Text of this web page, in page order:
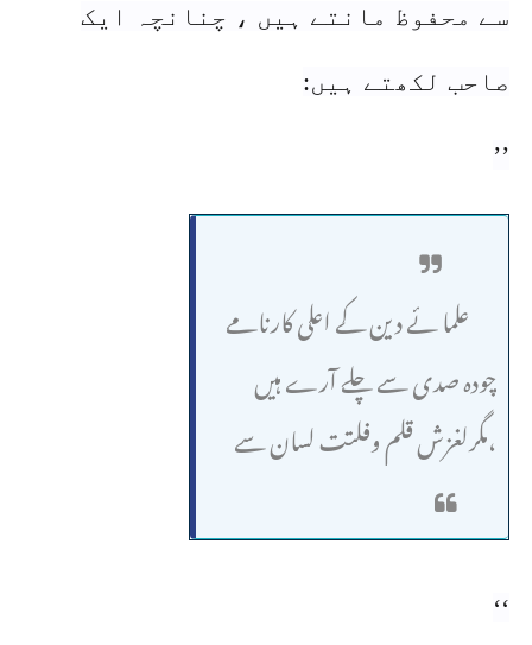
سے محفوظ مانتے ہیں ، چنانچہ ایک
صاحب لکھتے ہیں:
’’
علما ئے دین کے اعلی کارنامے
چودہ صدی سے چلے آرے ہیں
،مگرلغزش قلم وفلتت لسان سے
محفوظ رہنا یہ اپنے بس کی بات نہیں
،زورقلم میں بکثرت تفردپسندی میں‌
آگئے، بعض تجددپسندی میں اترآئے‘‘